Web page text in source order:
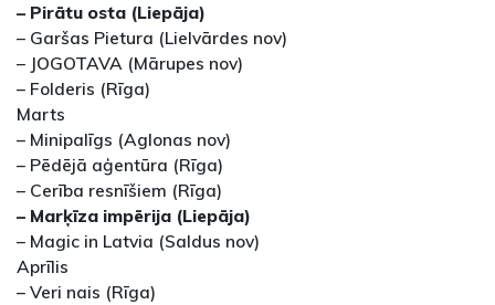
– Pirātu osta (Liepāja)
– Garšas Pietura (Lielvārdes nov)
– JOGOTAVA (Mārupes nov)
– Folderis (Rīga)
Marts
– Minipalīgs (Aglonas nov)
– Pēdējā aģentūra (Rīga)
– Cerība resnīšiem (Rīga)
– Marķīza impērija (Liepāja)
– Magic in Latvia (Saldus nov)
Aprīlis
– Veri nais (Rīga)